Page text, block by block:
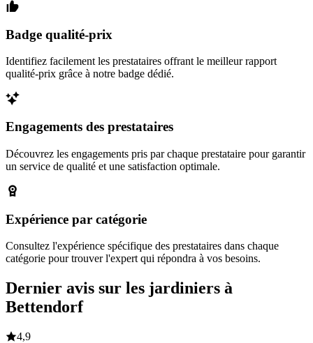
Badge qualité-prix
Identifiez facilement les prestataires offrant le meilleur rapport
qualité-prix grâce à notre badge dédié.
Engagements des prestataires
Découvrez les engagements pris par chaque prestataire pour garantir
un service de qualité et une satisfaction optimale.
Expérience par catégorie
Consultez l'expérience spécifique des prestataires dans chaque
catégorie pour trouver l'expert qui répondra à vos besoins.
Dernier avis sur les jardiniers à
Bettendorf
4,9